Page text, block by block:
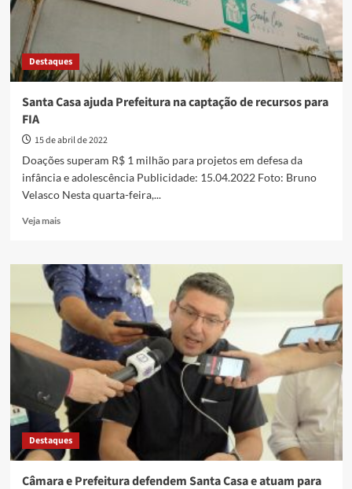
Destaques
Santa Casa ajuda Prefeitura na captação de recursos para
FIA
15 de abril de 2022
Doações superam R$ 1 milhão para projetos em defesa da
infância e adolescência Publicidade: 15.04.2022 Foto: Bruno
Velasco Nesta quarta-feira,...
Veja maisRead
Santa
Casa
ajuda
Prefeitura
na
captação
de
recursos
para
FIA
Destaques
Câmara e Prefeitura defendem Santa Casa e atuam para